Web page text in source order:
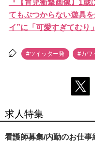
『【育児衝撃画像】1
てもぶつからない遊具
イ”に「可愛すぎてむり
#ツイッター発 #カワ
求人特集
看護師募集/内勤のお仕